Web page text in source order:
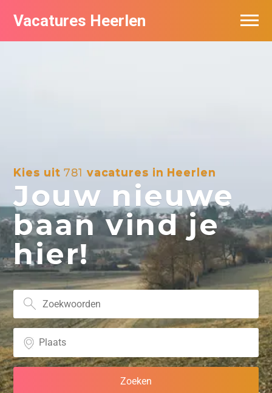
Vacatures Heerlen
Kies uit781 vacatures in Heerlen
Jouw nieuwe
baan vind je
hier!
Vacatures per bedrijf in Heerlen